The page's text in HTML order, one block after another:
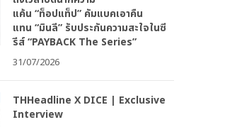
แค้น “ท็อปแท็ป” คัมแบคเอาคืน
แทน “มินลี” รับประกันความสะใจในซี
รีส์ “PAYBACK The Series”
31/07/2026
THHeadline X DICE | Exclusive
Interview